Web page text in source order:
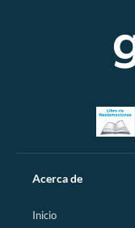
Acerca de
Inicio